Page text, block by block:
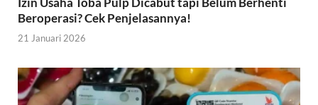
Beroperasi? Cek Penjelasannya!
21 Januari 2026